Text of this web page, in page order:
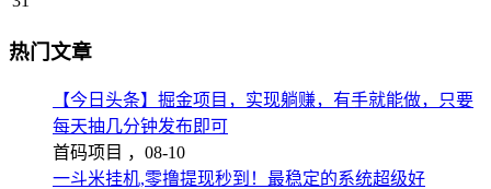
热门文章
【今日头条】掘金项目，实现躺赚，有手就能做，只要
每天抽几分钟发布即可
首码项目 ， 08-10
一斗米挂机,零撸提现秒到！最稳定的系统超级好